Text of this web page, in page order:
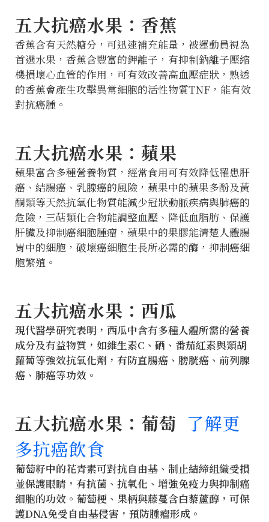
五大抗癌水果：香蕉
香蕉含有天然糖分，可迅速補充能量，被運動員視為
首選水果，香蕉含豐富的鉀離子，有抑制鈉離子壓縮
機損壞心血管的作用，可有效改善高血壓症狀，熟透
的香蕉會產生攻擊異常細胞的活性物質TNF，能有效
對抗癌腫。
五大抗癌水果：蘋果
蘋果富含多種營養物質，經常食用可有效降低罹患肝
癌、結腸癌、乳腺癌的風險，蘋果中的蘋果多酚及黃
酮類等天然抗氧化物質能減少冠狀動脈疾病與肺癌的
危險，三萜類化合物能調整血壓、降低血脂肪、保護
肝臟及抑制癌細胞腫瘤，蘋果中的果膠能清楚人體腸
胃中的細胞，破壞癌細胞生長所必需的酶，抑制癌細
胞繁殖。
五大抗癌水果：西瓜
現代醫學研究表明，西瓜中含有多種人體所需的營養
成分及有益物質，如維生素C、硒、番茄紅素與類胡
蘿蔔等強效抗氧化劑，有防直腸癌、膀胱癌、前列腺
癌、肺癌等功效。
五大抗癌水果：葡萄 了解更
多抗癌飲食
葡萄籽中的花青素可對抗自由基、制止結締組織受損
並保護眼睛，有抗菌、抗氧化、增強免疫力與抑制癌
細胞的功效。葡萄梗、果柄與藤蔓含白藜蘆醇，可保
護DNA免受自由基侵害，預防腫瘤形成。